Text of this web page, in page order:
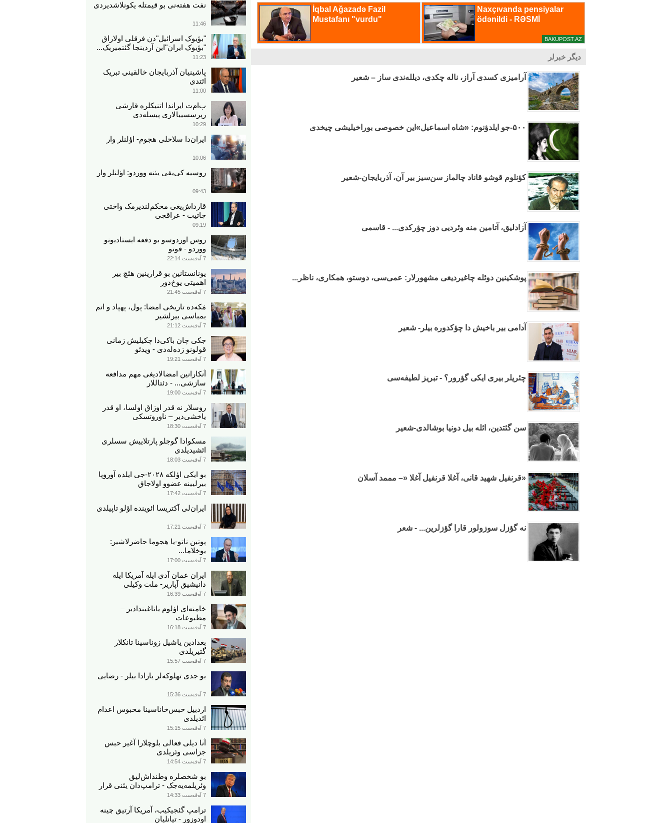
دیگر خبرلر
آرامیزی کسدی آراز، ناله چکدی، دیلله‌ندی ساز – شعیر
۵۰۰-جو ایلدؤنوم: «شاه اسماعیل»این خصوصی بوراخیلیشی چیخدی
کؤنلوم قوشو قاناد چالماز سن‌سیز بیر آن، آذربایجان-شعیر
آزادلیق، آتامین منه وئردیی دوز چؤرکدی... - قاسمی
پوشکینین دوئله چاغیردیغی مشهورلار: عمی‌سی، دوستو، همکاری، ناظر...
آدامی بیر باخیش دا چؤکدوره بیلر- شعیر
چئریلر بیری ایکی گؤرور؟ - تبریز لطیفه‌سی
سن گئتدین، ائله بیل دونیا بوشالدی-شعیر
«قرنفیل شهید قانی، آغلا قرنفیل آغلا «– مممد آسلان
نه گؤزل سوزولور قارا گؤزلرین... - شعر
نفت هفته‌نی بو قیمتله یکونلاشدیردی
11:46
"بؤیوک اسرائیل"دن فرقلی اولاراق
"بؤیوک ایران"این آردینجا گئتمیریک...
11:23
پاشینیان آذربایجان خالقینی تبریک
ائتدی
11:00
ب‌ام‌ت ایراندا اتنیکلره قارشی
رپرسسییالاری پیسله‌دی
10:29
ایران‌دا سلاحلی هجوم- اؤلنلر وار
10:06
روسیه کی‌یفی یئنه ووردو: اؤلنلر وار
09:43
قارداش‌یغی محکم‌لندیرمک واختی
چاتیب - عراقچی
09:19
روس اوردوسو بو دفعه ایستادیونو
ووردو - فوتو
7 آوقوست 22:14
یونانستانین بو قرارینین هئچ بیر
اهمیتی یوخ‌دور
7 آوقوست 21:45
مَکه‌ده تاریخی امضا: پول، پهپاد و اتم
بمباسی بیرلشیر
7 آوقوست 21:12
جکی چان باکی‌دا چکیلیش زمانی
قولونو زده‌له‌دی - ویدئو
7 آوقوست 19:21
آنکارانین امضالادیغی مهم مدافعه
سازشی... - دئتاللار
7 آوقوست 19:00
روسلار نه قدر اوزاق اولسا، او قدر
یاخشی‌دیر – ناوروتسکی
7 آوقوست 18:30
مسکوادا گوجلو پارتلاییش سسلری
ائشیدیلدی
7 آوقوست 18:03
بو ایکی اؤلکه ۲۰۲۸-جی ایلده آوروپا
بیرلیینه عضوو اولاجاق
7 آوقوست 17:42
ایران‌لی آکتریسا ائوینده اؤلو تاپیلدی
7 آوقوست 17:21
پوتین ناتو-یا هجوما حاضرلاشیر:
یوخلاما...
7 آوقوست 17:00
ایران عمان آدی ایله آمریکا ایله
دانیشیق آپاریر- ملت وکیلی
7 آوقوست 16:39
خامنه‌ای اؤلوم یاتاغیندادیر –
مطبوعات
7 آوقوست 16:18
بغدادین یاشیل زوناسینا تانکلار
گتیریلدی
7 آوقوست 15:57
بو جدی تهلوکه‌لر یارادا بیلر - رضایی
7 آوقوست 15:36
اردبیل حبس‌خاناسینا محبوس اعدام
ائدیلدی
7 آوقوست 15:15
آنا دیلی فعالی بلوچلارا آغیر حبس
جزاسی وئریلدی
7 آوقوست 14:54
بو شخصلره وطنداش‌لیق
وئریلمه‌یه‌جک - ترامپ‌دان یئنی قرار
7 آوقوست 14:33
ترامپ گئجیکیب، آمریکا آرتیق چینه
اودوزور - تیانلیان